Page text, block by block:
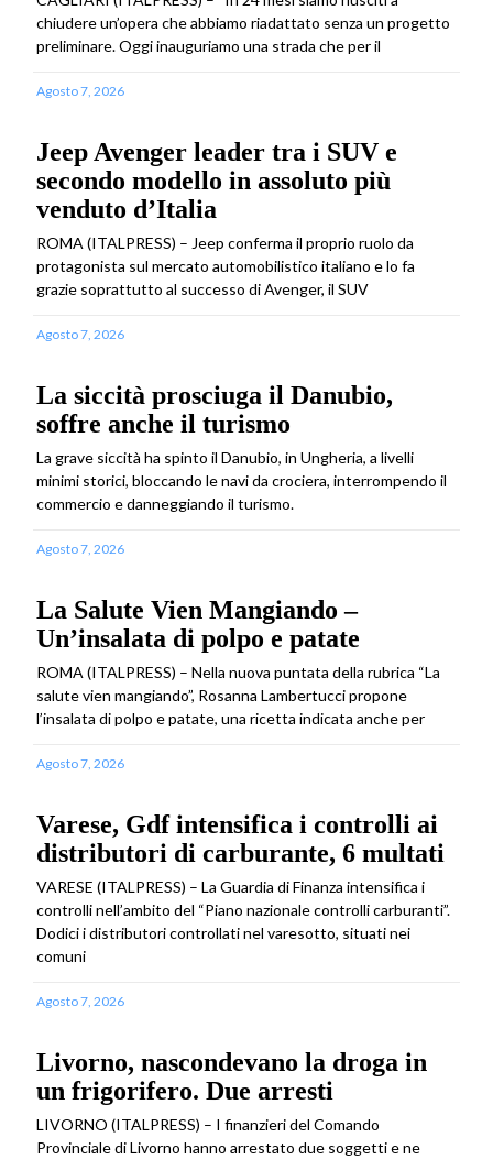
chiudere un’opera che abbiamo riadattato senza un progetto
preliminare. Oggi inauguriamo una strada che per il
Agosto 7, 2026
Jeep Avenger leader tra i SUV e
secondo modello in assoluto più
venduto d’Italia
ROMA (ITALPRESS) – Jeep conferma il proprio ruolo da
protagonista sul mercato automobilistico italiano e lo fa
grazie soprattutto al successo di Avenger, il SUV
Agosto 7, 2026
La siccità prosciuga il Danubio,
soffre anche il turismo
La grave siccità ha spinto il Danubio, in Ungheria, a livelli
minimi storici, bloccando le navi da crociera, interrompendo il
commercio e danneggiando il turismo.
Agosto 7, 2026
La Salute Vien Mangiando –
Un’insalata di polpo e patate
ROMA (ITALPRESS) – Nella nuova puntata della rubrica “La
salute vien mangiando”, Rosanna Lambertucci propone
l’insalata di polpo e patate, una ricetta indicata anche per
Agosto 7, 2026
Varese, Gdf intensifica i controlli ai
distributori di carburante, 6 multati
VARESE (ITALPRESS) – La Guardia di Finanza intensifica i
controlli nell’ambito del “Piano nazionale controlli carburanti”.
Dodici i distributori controllati nel varesotto, situati nei
comuni
Agosto 7, 2026
Livorno, nascondevano la droga in
un frigorifero. Due arresti
LIVORNO (ITALPRESS) – I finanzieri del Comando
Provinciale di Livorno hanno arrestato due soggetti e ne